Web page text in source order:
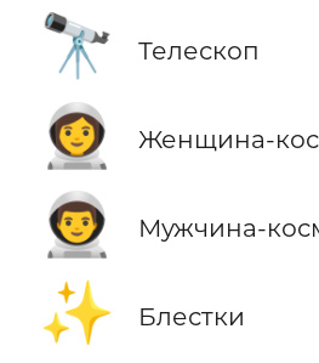
🔭 Телескоп
👩‍🚀 Женщина-
👨‍🚀 Мужчина-
✨ Блестки